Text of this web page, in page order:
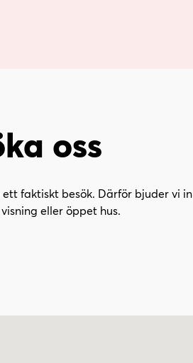
oss
faktiskt besök. Därför bjuder vi in
eller öppet hus.